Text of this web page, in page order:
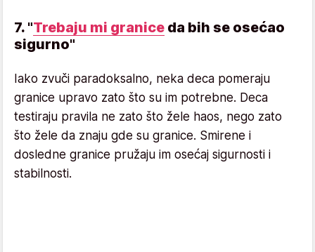
7. "Trebaju mi granice da bih se osećao
sigurno"
Iako zvuči paradoksalno, neka deca pomeraju
granice upravo zato što su im potrebne. Deca
testiraju pravila ne zato što žele haos, nego zato
što žele da znaju gde su granice. Smirene i
dosledne granice pružaju im osećaj sigurnosti i
stabilnosti.